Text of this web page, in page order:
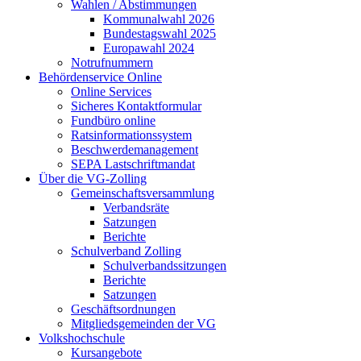
Wahlen / Abstimmungen
Kommunalwahl 2026
Bundestagswahl 2025
Europawahl 2024
Notrufnummern
Behördenservice Online
Online Services
Sicheres Kontaktformular
Fundbüro online
Ratsinformationssystem
Beschwerdemanagement
SEPA Lastschriftmandat
Über die VG-Zolling
Gemeinschaftsversammlung
Verbandsräte
Satzungen
Berichte
Schulverband Zolling
Schulverbandssitzungen
Berichte
Satzungen
Geschäftsordnungen
Mitgliedsgemeinden der VG
Volkshochschule
Kursangebote